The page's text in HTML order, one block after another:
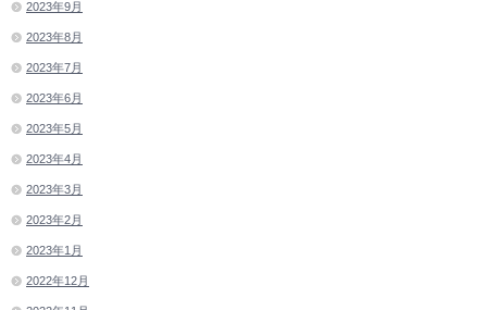
2023年9月
2023年8月
2023年7月
2023年6月
2023年5月
2023年4月
2023年3月
2023年2月
2023年1月
2022年12月